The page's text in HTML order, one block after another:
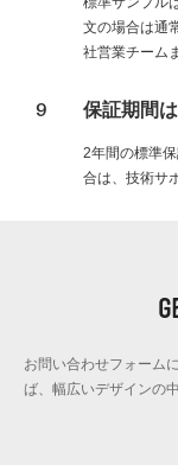
文の場合は通
社営業チーム
9 保証期間
2年間の標準
合は、技術サ
お問い合わせフォーム
ば、幅広いデザインの